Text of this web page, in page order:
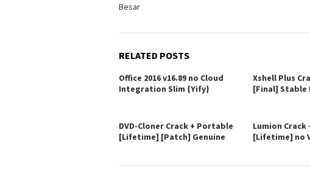
Besar
RELATED POSTS
Office 2016 v16.89 no Cloud
Integration Slim {Yify}
Xshell Plus
[Final] Stable
DVD-Cloner Crack + Portable
[Lifetime] [Patch] Genuine
Lumion
[Lifetime] no